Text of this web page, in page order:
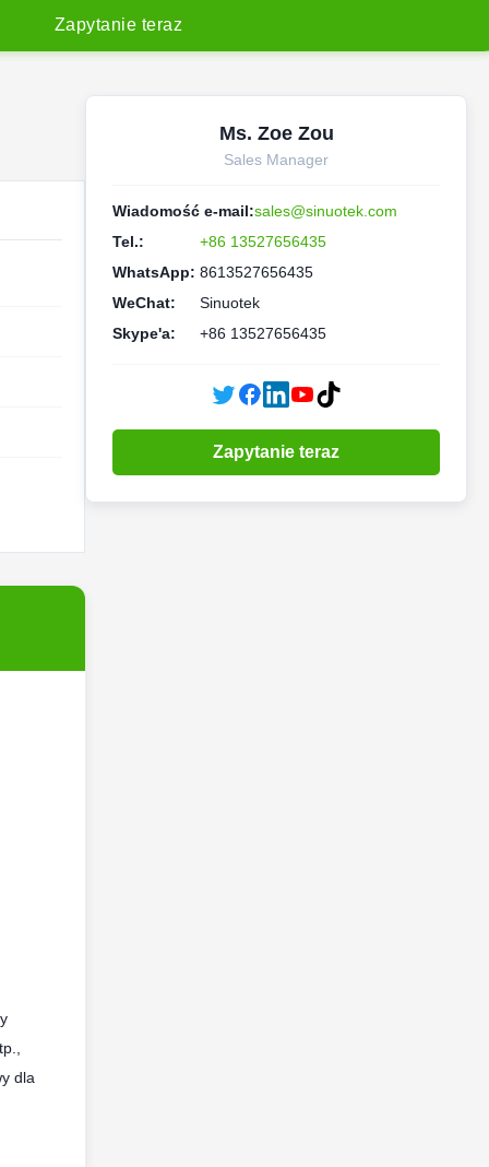
Zapytanie teraz
dla
Ms. Zoe Zou
Sales Manager
Wiadomość e-mail:sales@sinuotek.com
Tel.:
+86 13527656435
WhatsApp: 8613527656435
WeChat:
Sinuotek
Skype'a:
+86 13527656435
Zapytanie teraz